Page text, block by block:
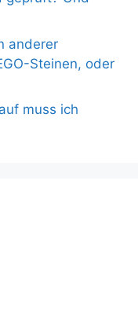
anderer
Steinen, oder
muss ich